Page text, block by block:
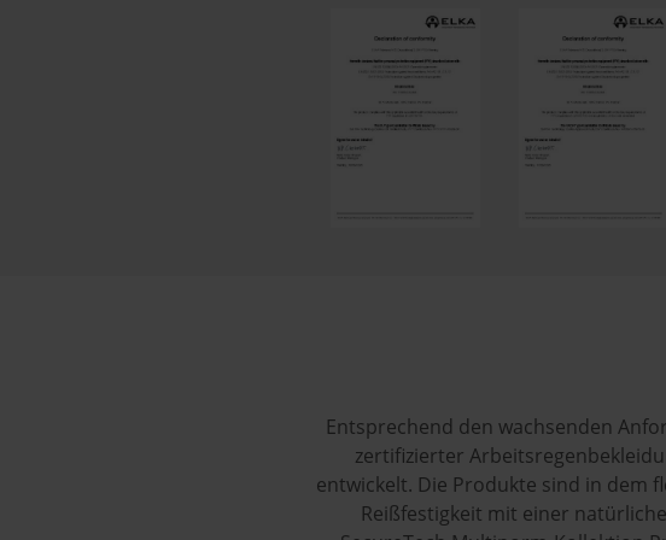
Entsprechend den wachsenden
zertifizierter
entwickelt. Die Produkte sind in dem
Reißfestigkeit mit einer